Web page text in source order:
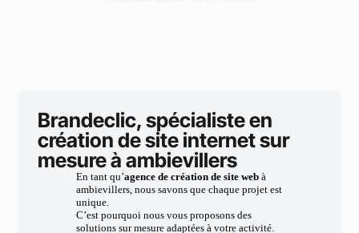
Brandeclic, spécialiste en
création de site internet sur
mesure à ambievillers
En tant qu’agence de création de site webà
ambievillers, nous savons que chaque projet est
unique.
C’est pourquoi nous vous proposons des
solutions sur mesure adaptées à votre activité.